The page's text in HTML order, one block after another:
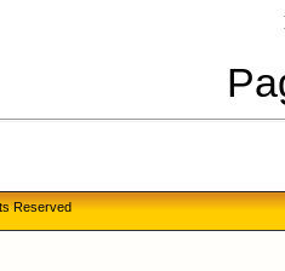
Reserved